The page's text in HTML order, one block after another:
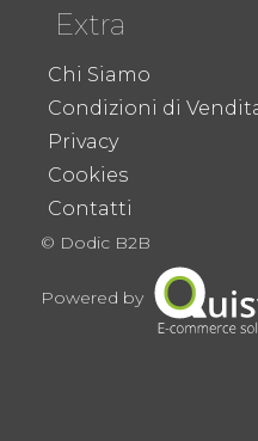
Extra
Chi Siamo
Condizioni di
Privacy
Cookies
Contatti
© Dodic B2B
Powered by